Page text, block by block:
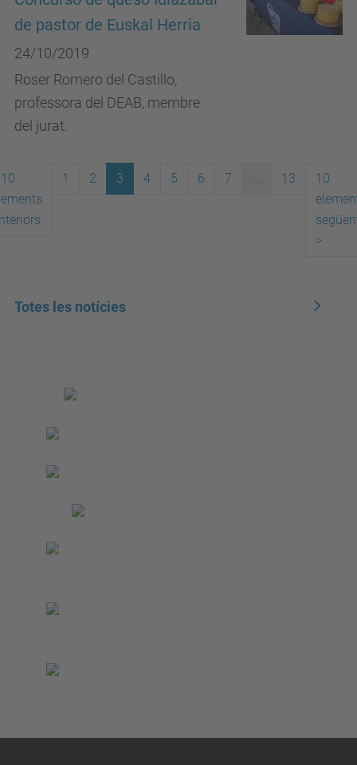
de pastor de Euskal Herria
24/10/2019
Roser Romero del Castillo,
professora del DEAB, membre
del jurat.
10
1 2 3 4 5 6 7 ... 13
10
>
Totes les notícies